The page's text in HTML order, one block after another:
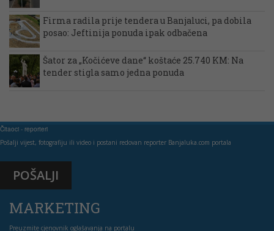
Firma radila prije tendera u Banjaluci, pa dobila
posao: Jeftinija ponuda ipak odbačena
Šator za „Kočićeve dane“ koštaće 25.740 KM: Na
tender stigla samo jedna ponuda
Čitaoci - reporteri
Pošalji vijest, fotografiju ili video i postani redovan reporter Banjaluka.com portala
POŠALJI
MARKETING
Preuzmite cjenovnik oglašavanja na portalu